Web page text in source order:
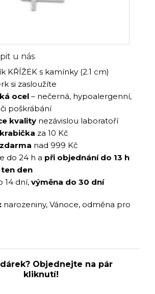
u nás
KŘÍŽEK s kamínky (2.1 cm)
si zasloužíte
ocel – nečerná, hypoalergenní,
poškrábání
kvality nezávislou laboratoří
za 10 Kč
nad 999 Kč
do 24 h a při objednání do 13 h
den
14 dní, výměna do 30 dní
narozeniny, Vánoce, odměna pro
Objednejte na pár
kliknutí!